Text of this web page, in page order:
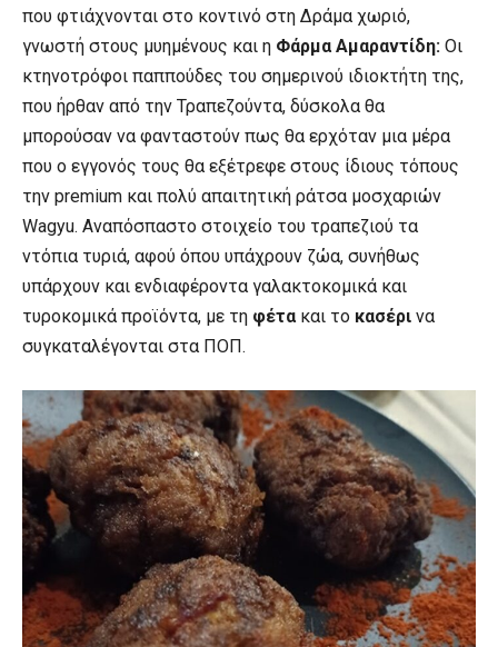
που φτιάχνονται στο κοντινό στη Δράμα χωριό,
γνωστή στους μυημένους και η Φάρμα Αμαραντίδη: Οι
κτηνοτρόφοι παππούδες του σημερινού ιδιοκτήτη της,
που ήρθαν από την Τραπεζούντα, δύσκολα θα
μπορούσαν να φανταστούν πως θα ερχόταν μια μέρα
που ο εγγονός τους θα εξέτρεφε στους ίδιους τόπους
την premium και πολύ απαιτητική ράτσα μοσχαριών
Wagyu. Αναπόσπαστο στοιχείο του τραπεζιού τα
ντόπια τυριά, αφού όπου υπάχρουν ζώα, συνήθως
υπάρχουν και ενδιαφέροντα γαλακτοκομικά και
τυροκομικά προϊόντα, με τη φέτα και το κασέρι να
συγκαταλέγονται στα ΠΟΠ.